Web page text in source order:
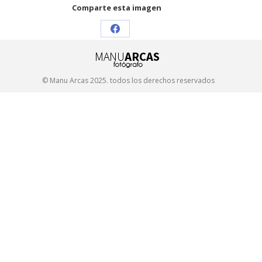
Comparte esta imagen
Share
on
Facebook
© Manu Arcas 2025. todos los derechos reservados